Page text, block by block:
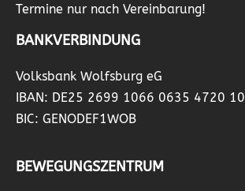
Termine nur nach Vereinbarung!
BANKVERBINDUNG
Volksbank Wolfsburg eG
IBAN: DE25 2699 1066 0635 4720 10
BIC: GENODEF1WOB
BEWEGUNGSZENTRUM